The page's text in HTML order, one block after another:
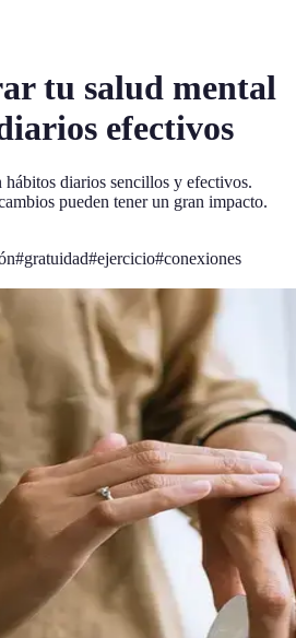
tu salud mental
efectivos
diarios sencillos y efectivos.
pueden tener un gran impacto.
#gratuidad#ejercicio#conexiones